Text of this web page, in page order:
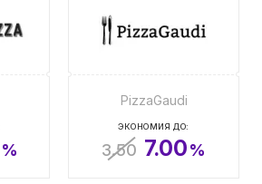
%
PizzaGaudi
ЭКОНОМИЯ ДО:
3.50 7.00%